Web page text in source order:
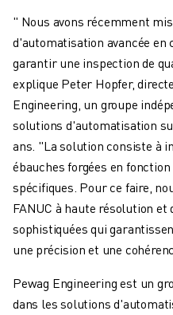
" Nous avons récemment
d'automatisation avancée en
garantir une inspection de
explique Peter Hopfer,
Engineering, un groupe
solutions d'automatisation
ans. "La solution consiste à
ébauches forgées en
spécifiques. Pour ce faire,
FANUC à haute résolution
sophistiquées qui
une précision et une
Pewag Engineering est un
dans les solutions